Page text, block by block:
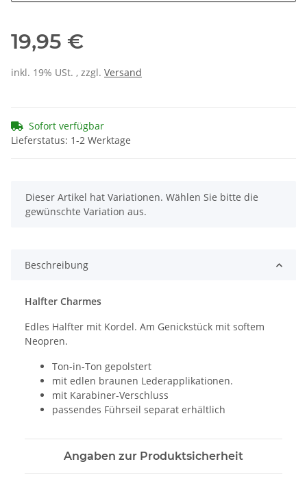
19,95 €
inkl. 19% USt. , zzgl. Versand
Sofort verfügbar
Lieferstatus: 1-2 Werktage
x
Dieser Artikel hat Variationen. Wählen Sie bitte die
gewünschte Variation aus.
Beschreibung
Halfter Charmes
Edles Halfter mit Kordel. Am Genickstück mit softem
Neopren.
Ton-in-Ton gepolstert
mit edlen braunen Lederapplikationen.
mit Karabiner-Verschluss
passendes Führseil separat erhältlich
Angaben zur Produktsicherheit